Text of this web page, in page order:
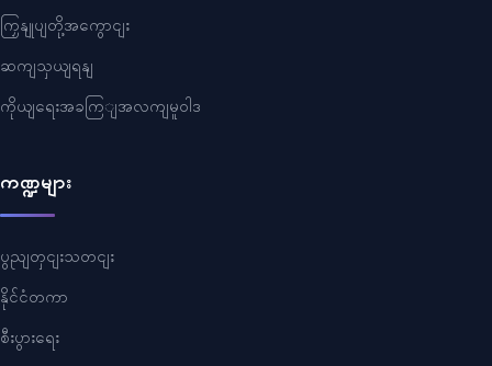
ကြှနျုပျတို့အကွောငျး
ဆကျသှယျရနျ
ကိုယျရေးအခကြျအလကျမူဝါဒ
ကဏ္ဍများ
ပွညျတှငျးသတငျး
နိုင်ငံတကာ
စီးပွားရေး